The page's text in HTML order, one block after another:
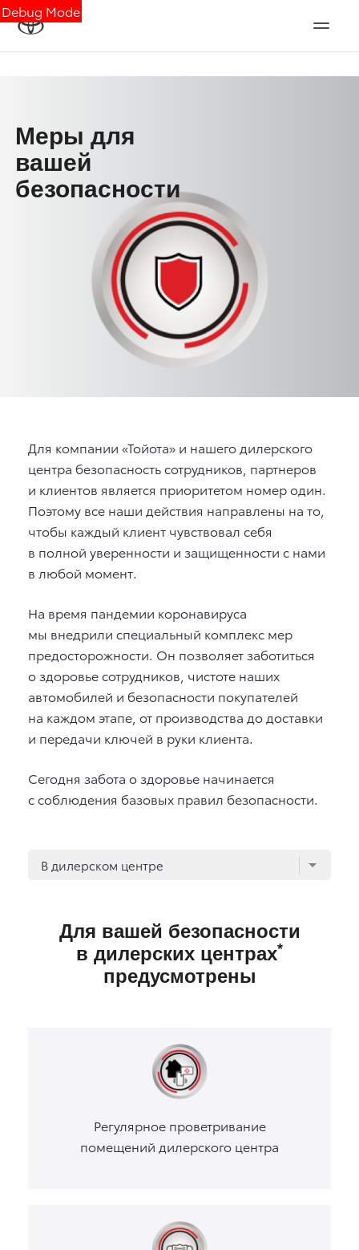
Debug Mode
Меры для
вашей
безопасности
Для компании «Тойота» и нашего дилерского
центра безопасность сотрудников, партнеров
и клиентов является приоритетом номер один.
Поэтому все наши действия направлены на то,
чтобы каждый клиент чувствовал себя
в полной уверенности и защищенности с нами
в любой момент.
На время пандемии коронавируса
мы внедрили специальный комплекс мер
предосторожности. Он позволяет заботиться
о здоровье сотрудников, чистоте наших
автомобилей и безопасности покупателей
на каждом этапе, от производства до доставки
и передачи ключей в руки клиента.
Сегодня забота о здоровье начинается
с соблюдения базовых правил безопасности.
В дилерском центре
Для вашей безопасности
в дилерских центрах*
предусмотрены
Регулярное проветривание
помещений дилерского центра